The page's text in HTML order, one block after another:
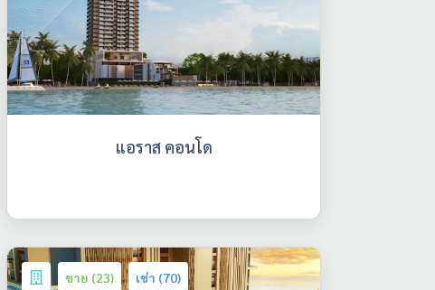
แอราส คอนโด
ขาย (23) เช่า (70)